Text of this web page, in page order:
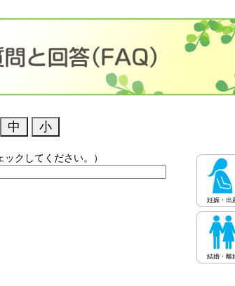
クしてください。）
妊娠・出
結婚・離